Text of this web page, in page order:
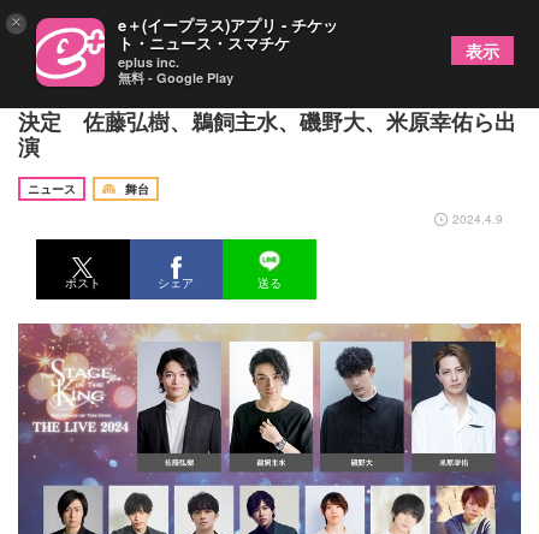
『王ステ THE LIVE 2024』の全メインキャストが
決定 佐藤弘樹、鵜飼主水、磯野大、米原幸佑ら出
演
ニュース
舞台
2024.4.9
ポスト シェア 送る
× e＋(イープラス)アプリ - チケッ
ト・ニュース・スマチケ
eplus inc.
無料 - Google Play
表示